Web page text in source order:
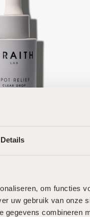
Details
om functies
uw gebruik van onze
combineren
Drop Serum – 30ml